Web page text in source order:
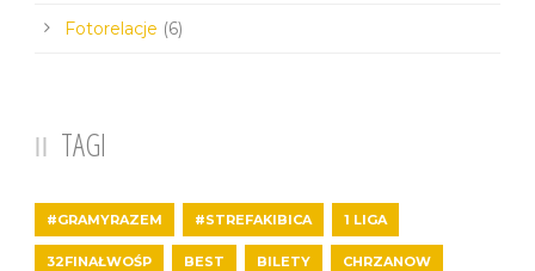
Fotorelacje (6)
TAGI
#GRAMYRAZEM #STREFAKIBICA 1 LIGA
32FINAŁWOŚP BEST BILETY CHRZANOW